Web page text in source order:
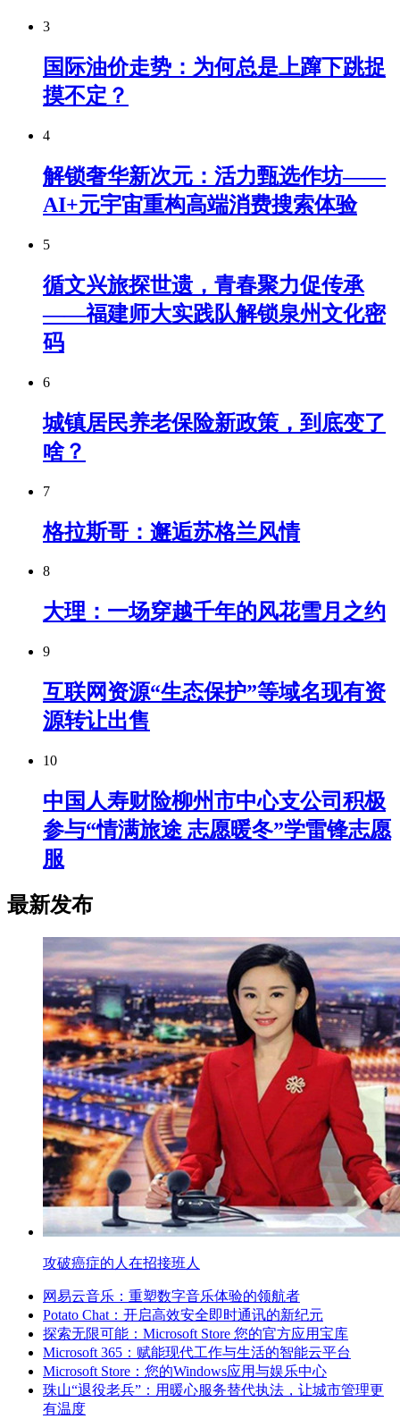
3
国际油价走势：为何总是上蹿下跳捉
摸不定？
4
解锁奢华新次元：活力甄选作坊——
AI+元宇宙重构高端消费搜索体验
5
循文兴旅探世遗，青春聚力促传承
——福建师大实践队解锁泉州文化密
码
6
城镇居民养老保险新政策，到底变了
啥？
7
格拉斯哥：邂逅苏格兰风情
8
大理：一场穿越千年的风花雪月之约
9
互联网资源“生态保护”等域名现有资
源转让出售
10
中国人寿财险柳州市中心支公司积极
参与“情满旅途 志愿暖冬”学雷锋志愿
服
最新发布
攻破癌症的人在招接班人
网易云音乐：重塑数字音乐体验的领航者
Potato Chat：开启高效安全即时通讯的新纪元
探索无限可能：Microsoft Store 您的官方应用宝库
Microsoft 365：赋能现代工作与生活的智能云平台
Microsoft Store：您的Windows应用与娱乐中心
珠山“退役老兵”：用暖心服务替代执法，让城市管理更
有温度